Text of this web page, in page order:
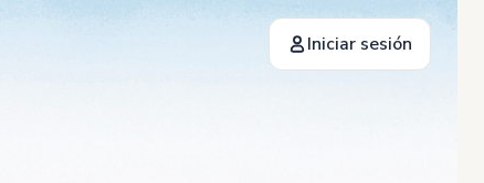
Iniciar sesión